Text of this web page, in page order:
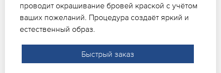
проводит окрашивание бровей краской с учётом
ваших пожеланий. Процедура создаёт яркий и
естественный образ.
Быстрый заказ